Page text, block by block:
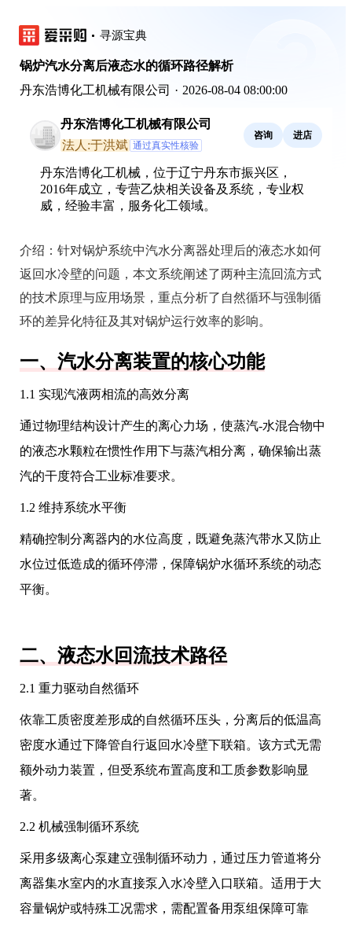
寻源宝典
锅炉汽水分离后液态水的循环路径解析
丹东浩博化工机械有限公司 · 2026-08-04 08:00:00
丹东浩博化工机械有限公司
法人:于洪斌 通过真实性核验
咨询 进店
丹东浩博化工机械，位于辽宁丹东市振兴区，
2016年成立，专营乙炔相关设备及系统，专业权
威，经验丰富，服务化工领域。
介绍： 针对锅炉系统中汽水分离器处理后的液态水如何
返回水冷壁的问题，本文系统阐述了两种主流回流方式
的技术原理与应用场景，重点分析了自然循环与强制循
环的差异化特征及其对锅炉运行效率的影响。
一、汽水分离装置的核心功能
1.1 实现汽液两相流的高效分离
通过物理结构设计产生的离心力场，使蒸汽-水混合物中
的液态水颗粒在惯性作用下与蒸汽相分离，确保输出蒸
汽的干度符合工业标准要求。
1.2 维持系统水平衡
精确控制分离器内的水位高度，既避免蒸汽带水又防止
水位过低造成的循环停滞，保障锅炉水循环系统的动态
平衡。
二、液态水回流技术路径
2.1 重力驱动自然循环
依靠工质密度差形成的自然循环压头，分离后的低温高
密度水通过下降管自行返回水冷壁下联箱。该方式无需
额外动力装置，但受系统布置高度和工质参数影响显
著。
2.2 机械强制循环系统
采用多级离心泵建立强制循环动力，通过压力管道将分
离器集水室内的水直接泵入水冷壁入口联箱。适用于大
容量锅炉或特殊工况需求，需配置备用泵组保障可靠